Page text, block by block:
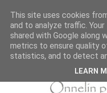
This site uses cookies
and to analyze traffic.
shared with Google along
metrics to ensure quality
statistics, and to detect
LEARN